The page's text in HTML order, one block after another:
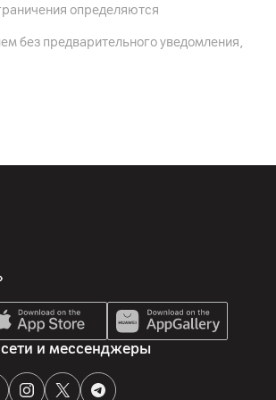
р-н, Боровлянский с/с, 103/3-
Floor, Building 2, Wisdom Valley
определяются
без предварительного уведомления,
и мессенджеры